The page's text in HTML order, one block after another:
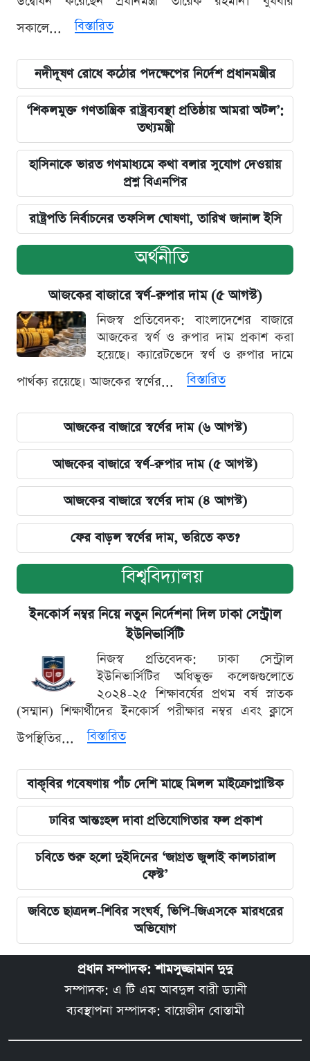
সকালে...
বিস্তারিত
নদীদূষণ রোধে কঠোর পদক্ষেপের নির্দেশ প্রধানমন্ত্রীর
‘শিকলমুক্ত গণতান্ত্রিক রাষ্ট্রব্যবস্থা প্রতিষ্ঠায় আমরা অটল’:
তথ্যমন্ত্রী
হাসিনাকে ভারত গণমাধ্যমে কথা বলার সুযোগ দেওয়ায়
প্রশ্ন বিএনপির
রাষ্ট্রপতি নির্বাচনের তফসিল ঘোষণা, তারিখ জানাল ইসি
অর্থনীতি
আজকের বাজারে স্বর্ণ-রুপার দাম (৫ আগস্ট)
নিজস্ব প্রতিবেদক: বাংলাদেশের বাজারে
আজকের স্বর্ণ ও রুপার দাম প্রকাশ করা
হয়েছে। ক্যারেটভেদে স্বর্ণ ও রুপার দামে
পার্থক্য রয়েছে। আজকের স্বর্ণের...
বিস্তারিত
আজকের বাজারে স্বর্ণের দাম (৬ আগস্ট)
আজকের বাজারে স্বর্ণ-রুপার দাম (৫ আগস্ট)
আজকের বাজারে স্বর্ণের দাম (৪ আগস্ট)
ফের বাড়ল স্বর্ণের দাম, ভরিতে কত?
বিশ্ববিদ্যালয়
ইনকোর্স নম্বর নিয়ে নতুন নির্দেশনা দিল ঢাকা সেন্ট্রাল
ইউনিভার্সিটি
নিজস্ব প্রতিবেদক: ঢাকা সেন্ট্রাল
ইউনিভার্সিটির অধিভুক্ত কলেজগুলোতে
২০২৪-২৫ শিক্ষাবর্ষের প্রথম বর্ষ স্নাতক
(সম্মান) শিক্ষার্থীদের ইনকোর্স পরীক্ষার নম্বর এবং ক্লাসে
উপস্থিতির...
বিস্তারিত
বাকৃবির গবেষণায় পাঁচ দেশি মাছে মিলল মাইক্রোপ্লাস্টিক
ঢাবির আন্তঃহল দাবা প্রতিযোগিতার ফল প্রকাশ
চবিতে শুরু হলো দুইদিনের ‘জাগ্রত জুলাই কালচারাল
ফেস্ট’
জবিতে ছাত্রদল-শিবির সংঘর্ষ, ভিপি-জিএসকে মারধরের
অভিযোগ
প্রধান সম্পাদক: শামসুজ্জামান দুদু
সম্পাদক: এ টি এম আবদুল বারী ড্যানী
ব্যবস্থাপনা সম্পাদক: বায়েজীদ বোস্তামী